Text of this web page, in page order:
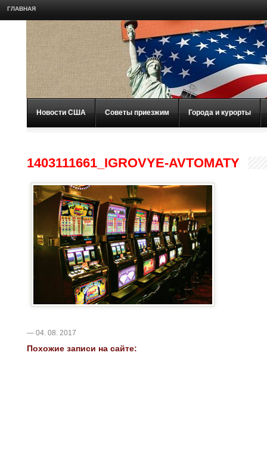
ГЛАВНАЯ
Новости США Советы приезжим Города и курорты
1403111661_IGROVYE-AVTOMATY
— 04. 08. 2017
Похожие записи на сайте: